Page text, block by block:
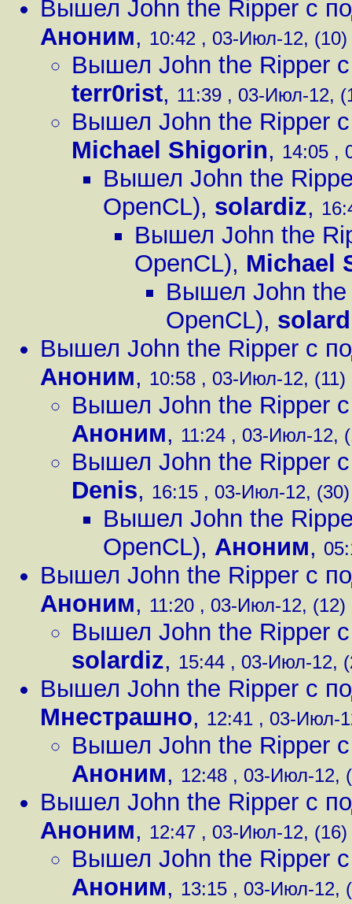
Вышел John the Ripper с
Аноним, 10:42 , 03-Июл-12, (10)
Вышел John the Ripper
terr0rist, 11:39 , 03-Июл-12,
Вышел John the Ripper
Michael Shigorin, 14:05 ,
Вышел John the
OpenCL), solardiz,
Вышел John the
OpenCL), Michael
Вышел John the
OpenCL),
Вышел John the Ripper с
Аноним, 10:58 , 03-Июл-12, (11)
Вышел John the Ripper
Аноним, 11:24 , 03-Июл-12,
Вышел John the Ripper
Denis, 16:15 , 03-Июл-12, (30)
Вышел John the
OpenCL), Аноним,
Вышел John the Ripper с
Аноним, 11:20 , 03-Июл-12, (12)
Вышел John the Ripper
solardiz, 15:44 , 03-Июл-12,
Вышел John the Ripper с
Мнестрашно, 12:41 , 03-Июл-
Вышел John the Ripper
Аноним, 12:48 , 03-Июл-12,
Вышел John the Ripper с
Аноним, 12:47 , 03-Июл-12, (16)
Вышел John the Ripper
Аноним, 13:15 , 03-Июл-12,